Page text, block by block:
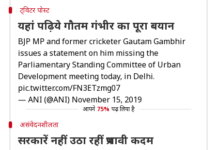
ट्विटर पोस्ट
यहां पढ़िये गौतम गंभीर का पूरा बयान
BJP MP and former cricketer Gautam Gambhir
issues a statement on him missing the
Parliamentary Standing Committee of Urban
Development meeting today, in Delhi.
pic.twitter.com/FN3ETzmg07
— ANI (@ANI) November 15, 2019
आपने 75% पढ़ लिया है
असंवेदनशीलता
सरकारें नहीं उठा रहीं प्रभावी कदम